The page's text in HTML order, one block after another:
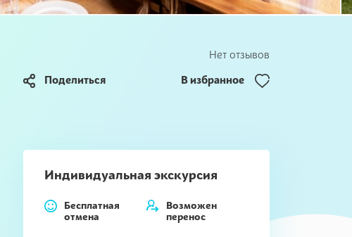
Нет отзывов
Поделиться
В избранное
Индивидуальная экскурсия
Бесплатная
отмена
Возможен
перенос